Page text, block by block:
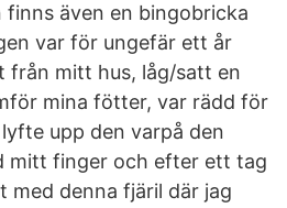
även en bingobricka
var för ungefär ett år
från mitt hus, låg/satt en
mina fötter, var rädd för
upp den varpå den
mitt finger och efter ett tag
med denna fjäril där jag